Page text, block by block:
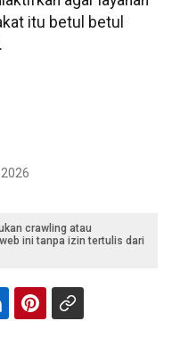
itu betul betul
crawling atau
ini tanpa izin tertulis dari